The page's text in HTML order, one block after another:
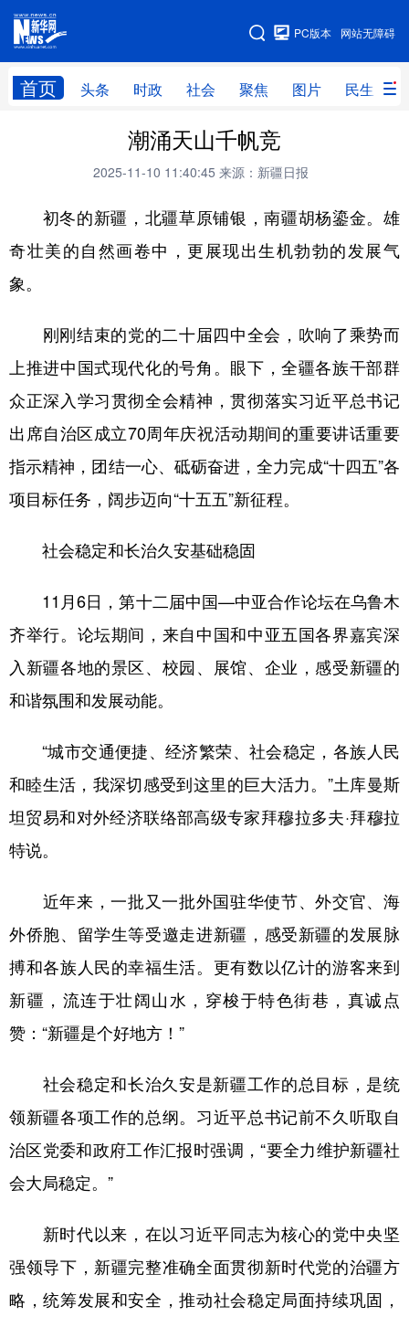
网站无障碍
PC版本
首页 头条 时政 社会 聚焦 图片 民生
网站地图
时政 社会
民生 访谈
访惠聚 专题 服务 援疆
云游新疆 云端悦读 云看书画 光影新疆
地方频道
北京 天津 河北 山西
辽宁 吉林 上海 江苏
浙江 安徽 福建 江西
广东 广西 海南
四川 贵州 云南 西藏
陕西 甘肃 青海 宁夏
新疆 内蒙古 黑龙江
多语种频道
English Español Français عربى
Русский язык 日本語 한국어
Deutsch
潮涌天山千帆竞
2025-11-10 11:40:45 来源：新疆日报
初冬的新疆，北疆草原铺银，南疆胡杨鎏金。雄
奇壮美的自然画卷中，更展现出生机勃勃的发展气
象。
刚刚结束的党的二十届四中全会，吹响了乘势而
上推进中国式现代化的号角。眼下，全疆各族干部群
众正深入学习贯彻全会精神，贯彻落实习近平总书记
出席自治区成立70周年庆祝活动期间的重要讲话重要
指示精神，团结一心、砥砺奋进，全力完成“十四五”各
项目标任务，阔步迈向“十五五”新征程。
社会稳定和长治久安基础稳固
11月6日，第十二届中国—中亚合作论坛在乌鲁木
齐举行。论坛期间，来自中国和中亚五国各界嘉宾深
入新疆各地的景区、校园、展馆、企业，感受新疆的
和谐氛围和发展动能。
“城市交通便捷、经济繁荣、社会稳定，各族人民
和睦生活，我深切感受到这里的巨大活力。”土库曼斯
坦贸易和对外经济联络部高级专家拜穆拉多夫·拜穆拉
特说。
近年来，一批又一批外国驻华使节、外交官、海
外侨胞、留学生等受邀走进新疆，感受新疆的发展脉
搏和各族人民的幸福生活。更有数以亿计的游客来到
新疆，流连于壮阔山水，穿梭于特色街巷，真诚点
赞：“新疆是个好地方！”
社会稳定和长治久安是新疆工作的总目标，是统
领新疆各项工作的总纲。习近平总书记前不久听取自
治区党委和政府工作汇报时强调，“要全力维护新疆社
会大局稳定。”
新时代以来，在以习近平同志为核心的党中央坚
强领导下，新疆完整准确全面贯彻新时代党的治疆方
略，统筹发展和安全，推动社会稳定局面持续巩固，